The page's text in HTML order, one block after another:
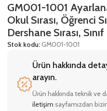
GM001-1001
Okul Sırası, Öğrenci
Dershane Sırası, Sınıf
Stok kodu:GM001-1001
Ürün hakkında
arayın.
Ürün hakkında teknik ve
iletişim sayfamızdan